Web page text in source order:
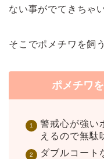
ない事がでてきちゃ
そこでポメチワを飼
ポメチワ
警戒心が強い
えるので無駄
ダブルコート